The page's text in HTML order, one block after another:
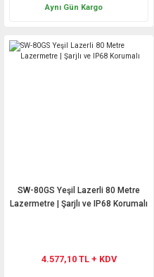
Aynı Gün Kargo
SW-80GS Yeşil Lazerli 80 Metre
Lazermetre | Şarjlı ve IP68 Korumalı
4.577,10 TL + KDV